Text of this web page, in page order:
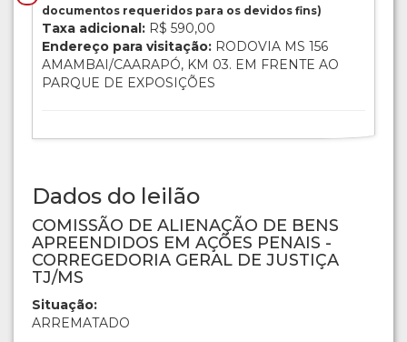
documentos requeridos para os devidos fins)
Taxa adicional: R$ 590,00
Endereço para visitação: RODOVIA MS 156
AMAMBAI/CAARAPÓ, KM 03. EM FRENTE AO
PARQUE DE EXPOSIÇÕES
Dados do leilão
COMISSÃO DE ALIENAÇÃO DE BENS
APREENDIDOS EM AÇÕES PENAIS -
CORREGEDORIA GERAL DE JUSTIÇA
TJ/MS
Situação:
ARREMATADO